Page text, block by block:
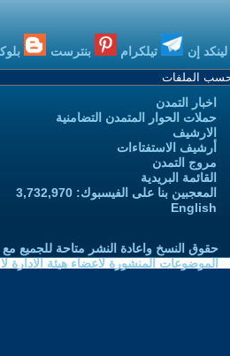
لينكد إن تيلكرام بنترست
اخبار التمدن
حملات الحوار المتمدن التضامنية
الارشيف
أرشيف الاستفتاءات
مروج التمدن
القائمة البريدية
المعجبين بنا على الفيسبوك: 3,732,970
English
حقوق النسخ واعادة النشر متاحة للجميع مع
الموضوعات المنشورة لاعضاء هيئة الادارة